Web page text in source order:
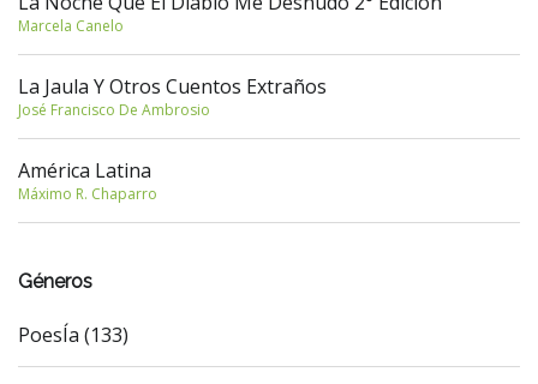
Marcela Canelo
La Jaula Y Otros Cuentos Extraños
José Francisco De Ambrosio
América Latina
Máximo R. Chaparro
Géneros
PoesÍa (133)